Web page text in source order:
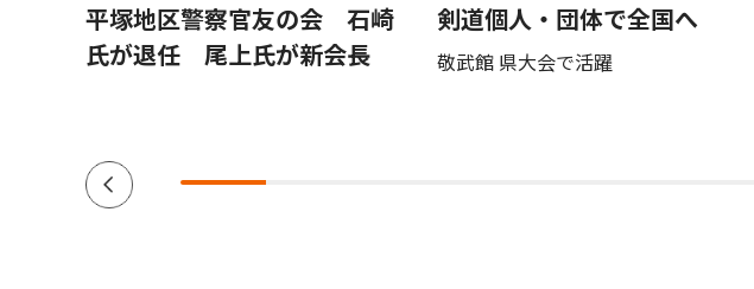
平塚地区警察官友の会 石崎
氏が退任 尾上氏が新会長
剣道個人・団体で全国へ
敬武館 県大会で活躍